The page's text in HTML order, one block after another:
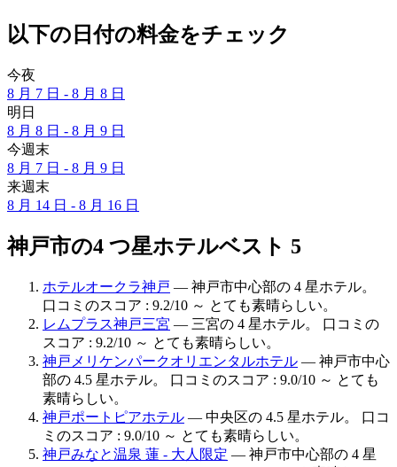
以下の日付の料金をチェック
今夜
8 月 7 日 - 8 月 8 日
明日
8 月 8 日 - 8 月 9 日
今週末
8 月 7 日 - 8 月 9 日
来週末
8 月 14 日 - 8 月 16 日
神戸市の4 つ星ホテルベスト 5
ホテルオークラ神戸 — 神戸市中心部の 4 星ホテル。
口コミのスコア : 9.2/10 ～ とても素晴らしい。
レムプラス神戸三宮 — 三宮の 4 星ホテル。 口コミの
スコア : 9.2/10 ～ とても素晴らしい。
神戸メリケンパークオリエンタルホテル — 神戸市中心
部の 4.5 星ホテル。 口コミのスコア : 9.0/10 ～ とても
素晴らしい。
神戸ポートピアホテル — 中央区の 4.5 星ホテル。 口コ
ミのスコア : 9.0/10 ～ とても素晴らしい。
神戸みなと温泉 蓮 - 大人限定 — 神戸市中心部の 4 星